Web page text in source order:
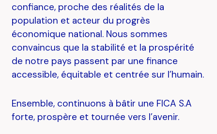
confiance, proche des réalités de la
population et acteur du progrès
économique national. Nous sommes
convaincus que la stabilité et la prospérité
de notre pays passent par une finance
accessible, équitable et centrée sur l’humain.
Ensemble, continuons à bâtir une FICA S.A
forte, prospère et tournée vers l’avenir.